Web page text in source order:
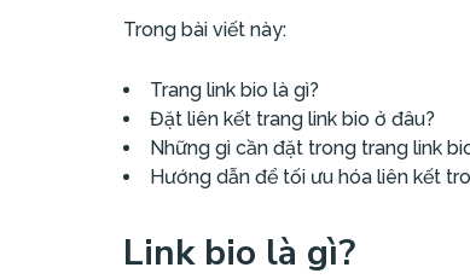
Trong bài viết này:
Trang link bio là gì?
Đặt liên kết trang link bio ở đâu?
Những gì cần đặt trong trang link
Hướng dẫn để tối ưu hóa liên kết
Link bio là gì?